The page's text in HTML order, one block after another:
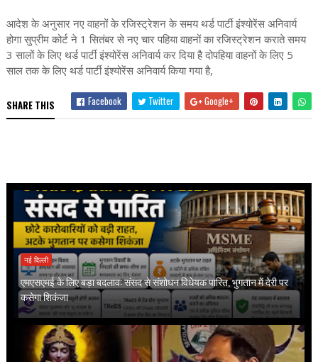
आदेश के अनुसार नए वाहनों के रजिस्ट्रेशन के समय थर्ड पार्टी इंश्योरेंस अनिवार्य
होगा सुप्रीम कोर्ट ने 1 सितंबर से नए चार पहिया वाहनों का रजिस्ट्रेशन कराते समय
3 सालों के लिए थर्ड पार्टी इंश्योरेंस अनिवार्य कर दिया है दोपहिया वाहनों के लिए 5
साल तक के लिए थर्ड पार्टी इंश्योरेंस अनिवार्य किया गया है,
SHARE THIS Facebook Twitter Google+
नई दिल्ली
एमएसएमई के लिए बड़ा बदलाव: संसद से संशोधन विधेयक पारित, भुगतान में देरी पर
कसेगा शिकंजा